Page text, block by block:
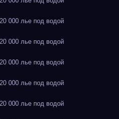
000 лье под водой
000 лье под водой
000 лье под водой
000 лье под водой
000 лье под водой